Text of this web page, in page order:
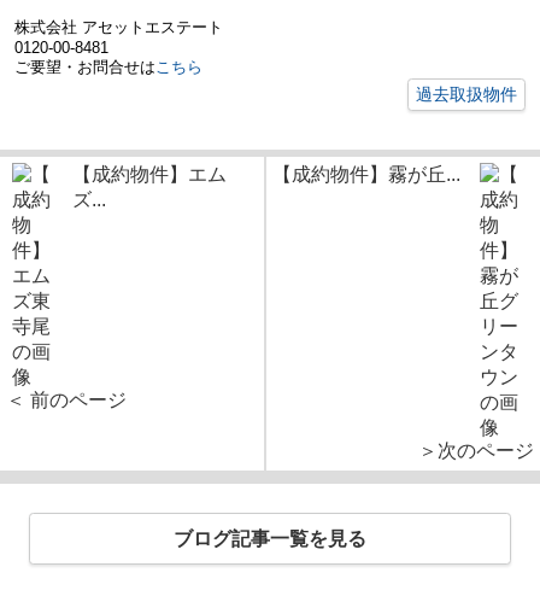
株式会社 アセットエステート
0120-00-8481
ご要望・お問合せはこちら
過去取扱物件
【成約物件】エム
ズ...
＜ 前のページ
【成約物件】霧が丘...
＞次のページ
ブログ記事一覧を見る